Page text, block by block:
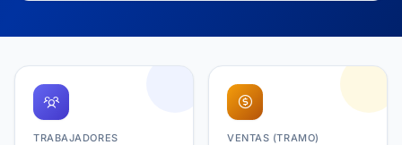
TRABAJADORES VENTAS (TRAMO)